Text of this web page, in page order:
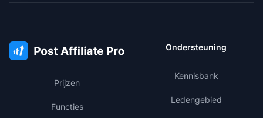
Prijzen
Functies
Ondersteuning
Kennisbank
Ledengebied